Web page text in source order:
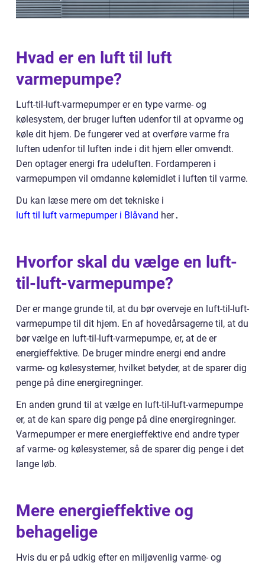
Hvad er en luft til luft
varmepumpe?
Luft-til-luft-varmepumper er en type varme- og
kølesystem, der bruger luften udenfor til at opvarme og
køle dit hjem. De fungerer ved at overføre varme fra
luften udenfor til luften inde i dit hjem eller omvendt.
Den optager energi fra udeluften. Fordamperen i
varmepumpen vil omdanne kølemidlet i luften til varme.
Du kan læse mere om det tekniske i
luft til luft varmepumper i Blåvand her.
Hvorfor skal du vælge en luft-
til-luft-varmepumpe?
Der er mange grunde til, at du bør overveje en luft-til-luft-
varmepumpe til dit hjem. En af hovedårsagerne til, at du
bør vælge en luft-til-luft-varmepumpe, er, at de er
energieffektive. De bruger mindre energi end andre
varme- og kølesystemer, hvilket betyder, at de sparer dig
penge på dine energiregninger.
En anden grund til at vælge en luft-til-luft-varmepumpe
er, at de kan spare dig penge på dine energiregninger.
Varmepumper er mere energieffektive end andre typer
af varme- og kølesystemer, så de sparer dig penge i det
lange løb.
Mere energieffektive og
behagelige
Hvis du er på udkig efter en miljøvenlig varme- og